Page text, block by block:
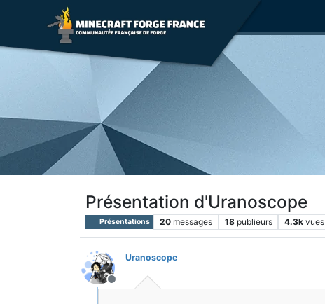
Présentation d'Uranoscope
Présentations 20 messages 18 publieurs 4.3k vues
Hors-ligne
Uranoscope